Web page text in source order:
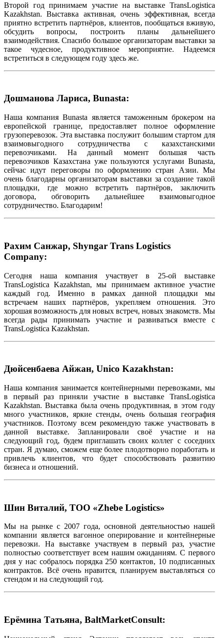
Второй год принимаем участие на выставке TransLogistica
Kazakhstan. Выставка активная, очень эффективная, всегда
приятно встретить партнёров, клиентов, пообщаться вживую,
обсудить вопросы, построить планы дальнейшего
взаимодействия. Спасибо большое организаторам выставки за
такое чудесное, продуктивное мероприятие. Надеемся
встретиться в следующем году здесь же.
Дошманова Лариса, Bunasta:
Наша компания Bunasta является таможенным брокером на
европейской границе, предоставляет полное оформление
грузоперевозок. Эта выставка послужит большим стартом для
взаимовыгодного сотрудничества с казахстанскими
перевозчиками. На данный момент большая часть
перевозчиков Казахстана уже пользуются услугами Bunasta,
сейчас идут переговоры по оформлению стран Азии. Мы
очень благодарны организаторам выставки за создание такой
площадки, где можно встретить партнёров, заключить
договора, обговорить дальнейшее взаимовыгодное
сотрудничество. Благодарим!
Рахим Санжар, Shyngar Trans Logistics
Company:
Сегодня наша компания участвует в 25-ой выставке
TransLogistica Kazakhstan, мы принимаем активное участие
каждый год. Именно в рамках данной площадки мы
встречаем наших партнёров, укрепляем отношения. Это
хорошая возможность для новых встреч, новых знакомств. Мы
всегда рады принимать участие и развиваться вместе с
TransLogistica Kazakhstan.
Дюйсенбаева Айжан, Unico Kazakhstan:
Наша компания занимается контейнерными перевозками, мы
в первый раз приняли участие в выставке TransLogistica
Kazakhstan. Выставка была очень продуктивная, в этом году
много участников, яркие стенды, очень большая география
участников. Поэтому всем рекомендую также участвовать в
данной выставке. Запланировали своё участие и на
следующий год, будем приглашать своих коллег с соседних
стран. Я думаю, сможем еще более плодотворно поработать и
привлечь клиентов, что будет способствовать развитию
бизнеса и отношений.
Шин Виталий, ТОО «Zhebe Logistics»
Мы на рынке с 2007 года, основной деятельностью нашей
компании является вагонное оперирование и контейнерные
перевозки. На выставке участвуем в первый раз, участие
полностью соответствует всем нашим ожиданиям. С первого
дня у нас собралось порядка 250 контактов, 10 подписанных
контрактов. Всё очень нравится, планируем выставляться со
стендом и на следующий год.
Ерёмина Татьяна, BaltMarketConsult: